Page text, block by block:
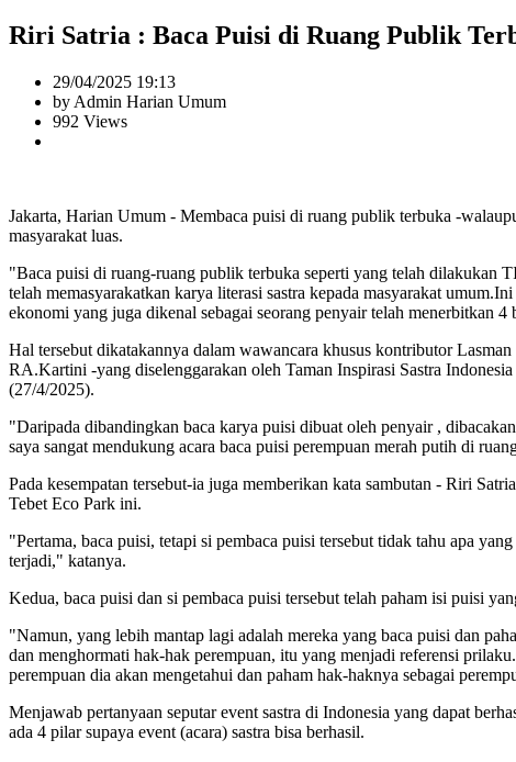
Riri Satria : Baca Puisi di Ruang Publik
29/04/2025 19:13
by Admin Harian Umum
992 Views
Jakarta, Harian Umum - Membaca puisi di ruang publik terbuka -
masyarakat luas.
"Baca puisi di ruang-ruang publik terbuka seperti yang telah dilakukan
telah memasyarakatkan karya literasi sastra kepada masyarakat
ekonomi yang juga dikenal sebagai seorang penyair telah menerbitkan
Hal tersebut dikatakannya dalam wawancara khusus kontributor
RA.Kartini -yang diselenggarakan oleh Taman Inspirasi Sastra
(27/4/2025).
"Daripada dibandingkan baca karya puisi dibuat oleh penyair ,
saya sangat mendukung acara baca puisi perempuan merah putih di
Pada kesempatan tersebut-ia juga memberikan kata sambutan - Riri
Tebet Eco Park ini.
"Pertama, baca puisi, tetapi si pembaca puisi tersebut tidak tahu apa
terjadi," katanya.
Kedua, baca puisi dan si pembaca puisi tersebut telah paham isi puisi
"Namun, yang lebih mantap lagi adalah mereka yang baca puisi dan
dan menghormati hak-hak perempuan, itu yang menjadi referensi
perempuan dia akan mengetahui dan paham hak-haknya sebagai
Menjawab pertanyaan seputar event sastra di Indonesia yang dapat
ada 4 pilar supaya event (acara) sastra bisa berhasil.